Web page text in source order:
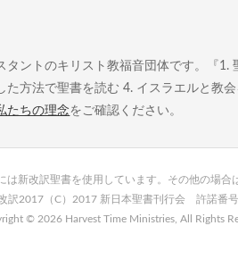
タントのキリスト教福音団体です。『
た方法で聖書を読む 4. イスラエルと教
たちの理念をご確認ください。
は新改訳聖書を使用しています。その他の場合
訳2017（C）2017 新日本聖書刊行会 許諾番
© 2026 Harvest Time Ministries, All Rights